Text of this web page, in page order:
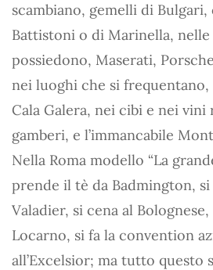
scambiano, gemelli di
Battistoni o di Marinella,
possiedono, Maserati,
nei luoghi che si
Cala Galera, nei cibi e nei vini
gamberi, e l’immancabile
Nella Roma modello “La
prende il tè da Badmington, si
Valadier, si cena al
Locarno, si fa la convention
all’Excelsior; ma tutto questo